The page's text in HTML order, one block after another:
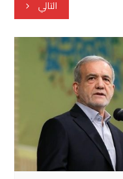
التالي